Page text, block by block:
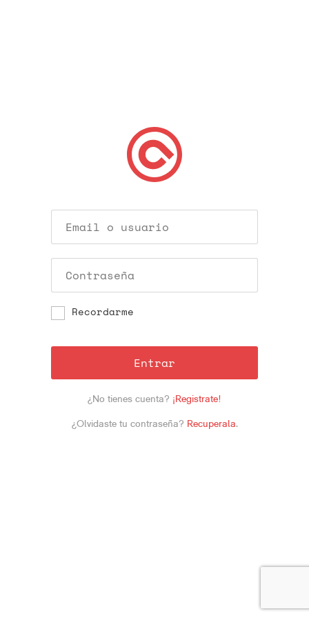
Recordarme
Entrar
¿No tienes cuenta? ¡Registrate!
¿Olvidaste tu contraseña? Recuperala.